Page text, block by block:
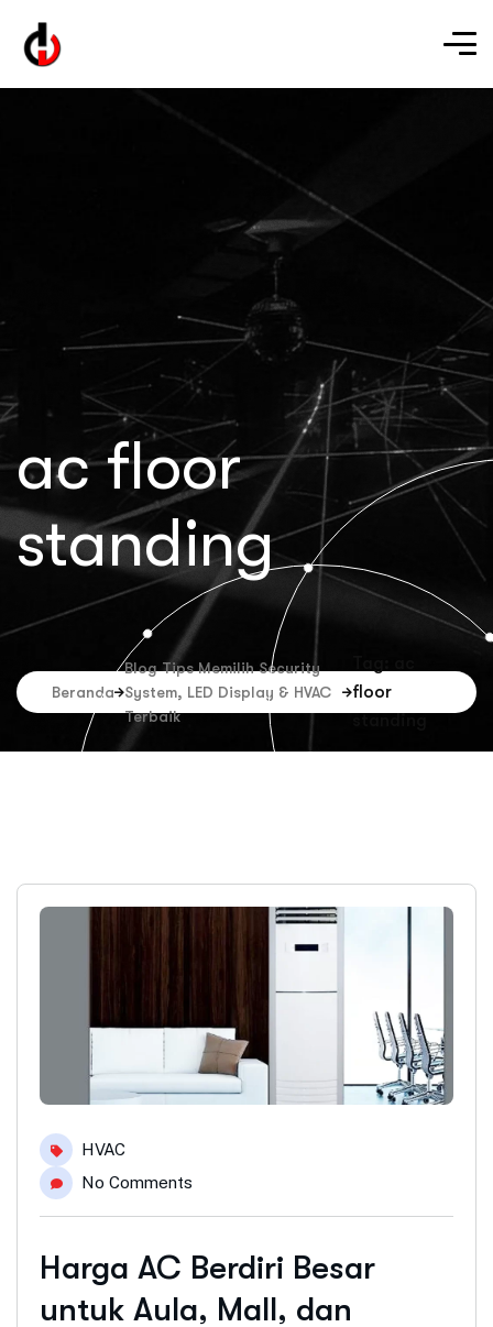
ac floor
standing
Beranda
Blog Tips Memilih Security
System, LED Display & HVAC
Terbaik
floor
HVAC
No Comments
Harga AC Berdiri Besar
untuk Aula, Mall, dan